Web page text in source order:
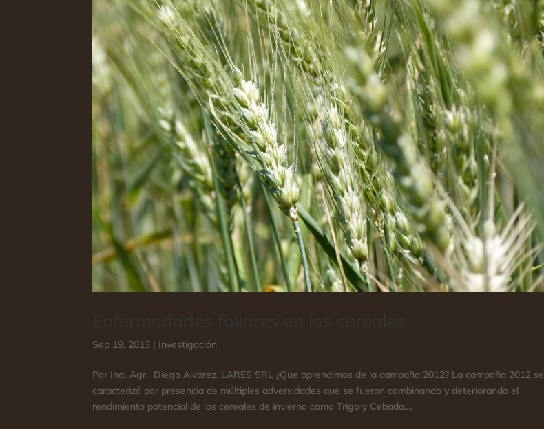
Sep 19, 2013 | Investigación
Por Ing. Agr. Diego Alvarez. LARES SRL ¿Que aprendimos de la campaña 2012? La campaña 2012 se
caracterizó por presencia de múltiples adversidades que se fueron combinando y deteriorando el
rendimiento potencial de los cereales de invierno como Trigo y Cebada....